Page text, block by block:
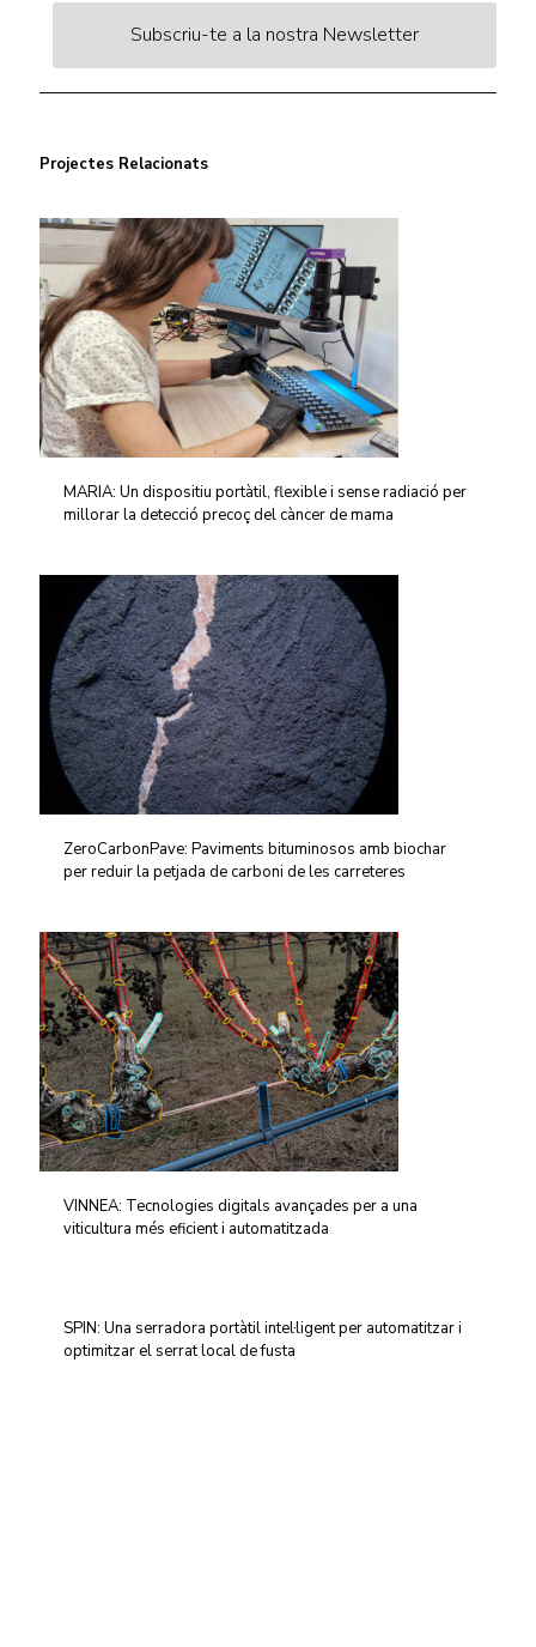
Subscriu-te a la nostra Newsletter
Projectes Relacionats
MARIA: Un dispositiu portàtil, flexible i sense radiació per
millorar la detecció precoç del càncer de mama
ZeroCarbonPave: Paviments bituminosos amb biochar
per reduir la petjada de carboni de les carreteres
VINNEA: Tecnologies digitals avançades per a una
viticultura més eficient i automatitzada
SPIN: Una serradora portàtil intel·ligent per automatitzar i
optimitzar el serrat local de fusta